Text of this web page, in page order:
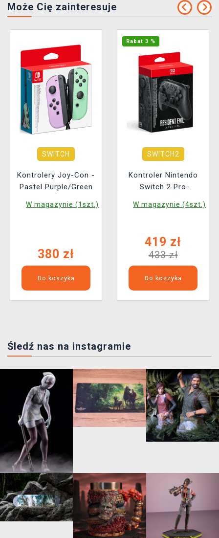
Może Cię zainteresuje
SWITCH
Kontrolery Joy-Con -
Pastel Purple/Green
W magazynie (1szt.)
380 zł
Do koszyka
Rabat 3 %
SWITCH2
Kontroler Nintendo
Switch 2 Pro
Evil: Requiem Edition
W magazynie (4szt.)
419 zł
433 zł
Do koszyka
Śledź nas na instagramie